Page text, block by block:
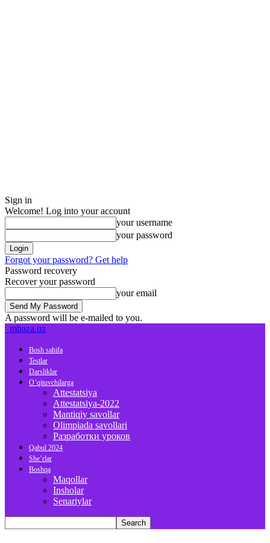
Sign in
Welcome! Log into your account
your username
your password
Forgot your password? Get help
Password recovery
Recover your password
your email
A password will be e-mailed to you.
mbaza.uz
Bosh sahifa
Testlar
Darsliklar
O’qituvchilarga
Attestatsiya
Attestatsiya-2022
Mantiqiy savollar
Olimpiada savollari
Разработки уроков
Qabul 2024
She’rlar
Boshqa
Maqollar
Insholar
Senariylar